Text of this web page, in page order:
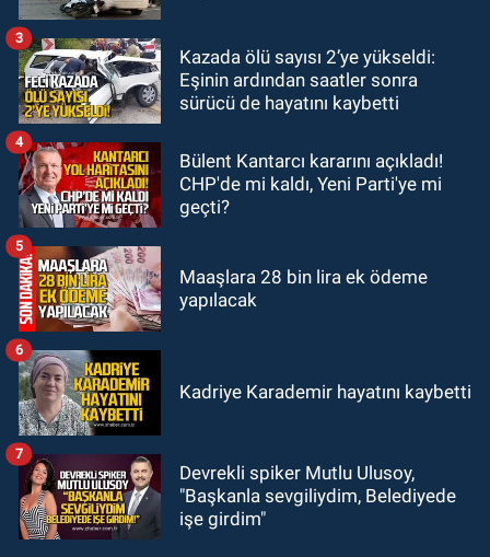
GÜNDEM
22:47 Günün notu!
Kazada ölü sayısı 2’ye yükseldi:
Eşinin ardından saatler sonra
sürücü de hayatını kaybetti
3
Bülent Kantarcı kararını açıkladı!
CHP'de mi kaldı, Yeni Parti'ye mi
geçti?
4
Maaşlara 28 bin lira ek ödeme
yapılacak
5
Kadriye Karademir hayatını kaybetti
6
Devrekli spiker Mutlu Ulusoy,
"Başkanla sevgiliydim, Belediyede
işe girdim"
7